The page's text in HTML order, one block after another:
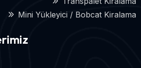
Mini Yükleyici / Bobcat Kiralama